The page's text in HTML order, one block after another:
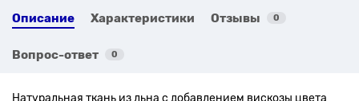
Описание Характеристики Отзывы 0
Вопрос-ответ 0
Натуральная ткань из льна с добавлением вискозы цвета